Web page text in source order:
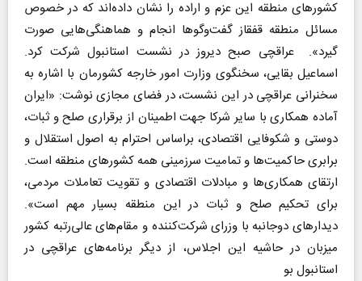
کشورهای منطقه این عزم و اراده را نشان داده‌اند که در خصوص
مسائل منطقه قفقاز گفت‌وگوها انجام و هماهنگی‌هایی صورت
گیرد». عراقچی صبح دیروز در نشست استانبول شرکت کرد.
اسماعیل بقایی، سخنگوی وزارت امور خارجه کشورمان با اشاره به
سخنرانی عراقچی در این نشست، در فضای مجازی نوشت: «ایران
آماده همکاری با سایر شرکا جهت اطمینان از برقراری صلح و ثبات،
دوستی و شکوفایی اقتصادی، براساس احترام به اصول استقلال و
برابری حاکمیت‌ها و تمامیت سرزمینی همه کشورهای منطقه است.
ارتقای همکاری‌ها و مبادلات اقتصادی و تقویت تعاملات مردمی،
برای تحکیم صلح و ثبات در این منطقه بسیار مهم است».
دیدارهای دوجانبه با وزرای شرکت‌کننده و مقام‌های عالی‌رتبه کشور
میزبان در حاشیه این اجلاس، از دیگر برنامه‌های عراقچی در
استانبول بو